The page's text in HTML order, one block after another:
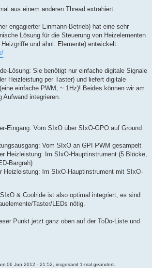
aus einem anderen Thread extrahiert:
engagierter Einmann-Betrieb) hat eine sehr
Lösung für die Steuerung von Heizelementen
und ähnl. Elemente) entwickelt:
Lösung: Sie benötigt nur einfache digitale Signale
Heizleistung per Taster) und liefert digitale
einfache PWM, ~ 1Hz)! Beides können wir am
Aufwand integrieren.
Eingang: Vom SIxO über SIxO-GPO auf Ground
Vom SIxO an GPI PWM gesampelt
Heizleistung: Im SIxO-Hauptinstrument (5 Blöcke,
Bargrah)
Heizleistung: Im SIxO-Hauptinstrument mit SIxO-
& Coolride ist also optimal integriert, es sind
Taster/LEDs nötig.
Punkt jetzt ganz oben auf der ToDo-Liste und
06 Jun 2012 - 21:52, insgesamt 1-mal geändert.